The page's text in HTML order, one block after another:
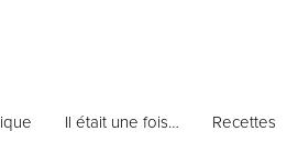
Il était une fois… Recettes